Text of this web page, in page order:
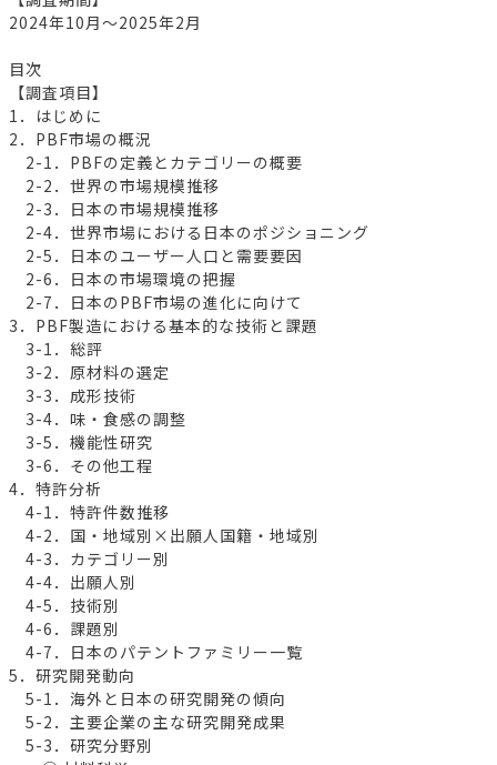
2024年10月～2025年2月
目次
【調査項目】
1．はじめに
2．PBF市場の概況
2-1．PBFの定義とカテゴリーの概要
2-2．世界の市場規模推移
2-3．日本の市場規模推移
2-4．世界市場における日本のポジショニング
2-5．日本のユーザー人口と需要要因
2-6．日本の市場環境の把握
2-7．日本のPBF市場の進化に向けて
3．PBF製造における基本的な技術と課題
3-1．総評
3-2．原材料の選定
3-3．成形技術
3-4．味・食感の調整
3-5．機能性研究
3-6．その他工程
4．特許分析
4-1．特許件数推移
4-2．国・地域別×出願人国籍・地域別
4-3．カテゴリー別
4-4．出願人別
4-5．技術別
4-6．課題別
4-7．日本のパテントファミリー一覧
5．研究開発動向
5-1．海外と日本の研究開発の傾向
5-2．主要企業の主な研究開発成果
5-3．研究分野別